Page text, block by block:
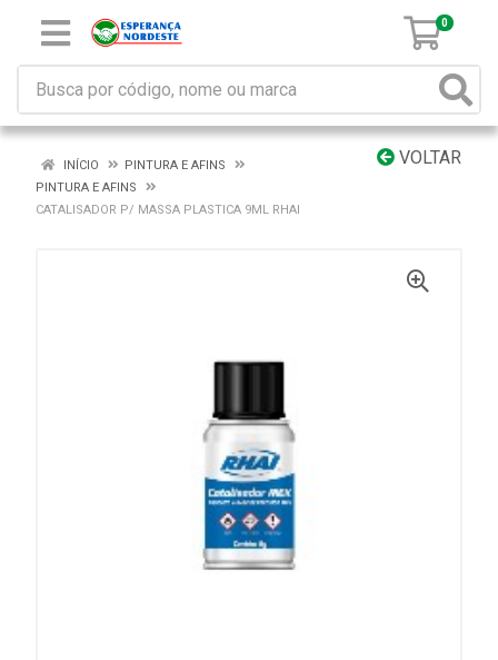
0
VOLTAR
INÍCIO
PINTURA E AFINS
PINTURA E AFINS
CATALISADOR P/ MASSA PLASTICA 9ML RHAI